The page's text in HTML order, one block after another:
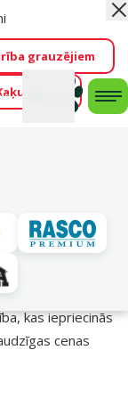
TOP
mīlulis
grauzējiem
mājas
dzīvei!
kas iepriecinās
cenas